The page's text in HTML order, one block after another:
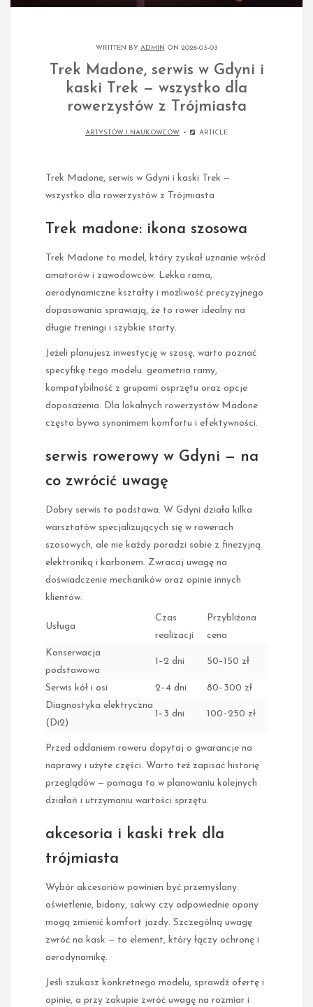
WRITTEN BY ADMIN ON 2026-03-03
Trek Madone, serwis w Gdyni i
kaski Trek — wszystko dla
rowerzystów z Trójmiasta
ARTYSTÓW I NAUKOWCÓW ARTICLE
Trek Madone, serwis w Gdyni i kaski Trek —
wszystko dla rowerzystów z Trójmiasta
Trek madone: ikona szosowa
Trek Madone to model, który zyskał uznanie wśród
amatorów i zawodowców. Lekka rama,
aerodynamiczne kształty i możliwość precyzyjnego
dopasowania sprawiają, że to rower idealny na
długie treningi i szybkie starty.
Jeżeli planujesz inwestycję w szosę, warto poznać
specyfikę tego modelu: geometria ramy,
kompatybilność z grupami osprzętu oraz opcje
doposażenia. Dla lokalnych rowerzystów Madone
często bywa synonimem komfortu i efektywności.
serwis rowerowy w Gdyni — na
co zwrócić uwagę
Dobry serwis to podstawa. W Gdyni działa kilka
warsztatów specjalizujących się w rowerach
szosowych, ale nie każdy poradzi sobie z finezyjną
elektroniką i karbonem. Zwracaj uwagę na
doświadczenie mechaników oraz opinie innych
klientów.
Usługa
Czas
realizacji
Przybliżona
cena
Konserwacja
podstawowa
1–2 dni 50–150 zł
Serwis kół i osi 2–4 dni
80–300 zł
Diagnostyka elektryczna
(Di2)
1–3 dni 100–250 zł
Przed oddaniem roweru dopytaj o gwarancje na
naprawy i użyte części. Warto też zapisać historię
przeglądów — pomaga to w planowaniu kolejnych
działań i utrzymaniu wartości sprzętu.
akcesoria i kaski trek dla
trójmiasta
Wybór akcesoriów powinien być przemyślany:
oświetlenie, bidony, sakwy czy odpowiednie opony
mogą zmienić komfort jazdy. Szczególną uwagę
zwróć na kask — to element, który łączy ochronę i
aerodynamikę.
Jeśli szukasz konkretnego modelu, sprawdź ofertę i
opinie, a przy zakupie zwróć uwagę na rozmiar i